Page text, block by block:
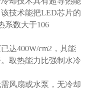
技术能把LED芯片的
系数大于106
400W/cm2，其能
取热能力比强制水冷
风扇或水泵，无冷却